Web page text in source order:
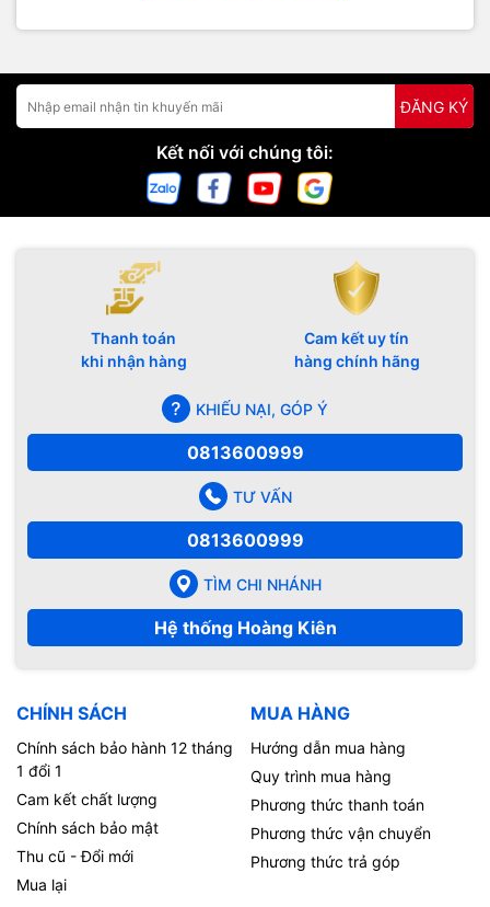
ĐĂNG KÝ
Kết nối với chúng tôi:
Thanh toán
khi nhận hàng
Cam kết uy tín
hàng chính hãng
KHIẾU NẠI, GÓP Ý
0813600999
TƯ VẤN
0813600999
TÌM CHI NHÁNH
Hệ thống Hoàng Kiên
CHÍNH SÁCH
Chính sách bảo hành 12 tháng
1 đổi 1
Cam kết chất lượng
Chính sách bảo mật
Thu cũ - Đổi mới
Mua lại
MUA HÀNG
Hướng dẫn mua hàng
Quy trình mua hàng
Phương thức thanh toán
Phương thức vận chuyển
Phương thức trả góp